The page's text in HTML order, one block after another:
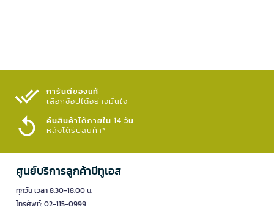
การันตีของแท้
เลือกช้อปได้อย่างมั่นใจ​
คืนสินค้าได้ภายใน 14 วัน
หลังได้รับสินค้า*
ศูนย์บริการลูกค้าบีทูเอส
ทุกวัน เวลา 8.30-18.00 น.
โทรศัพท์: 02-115-0999